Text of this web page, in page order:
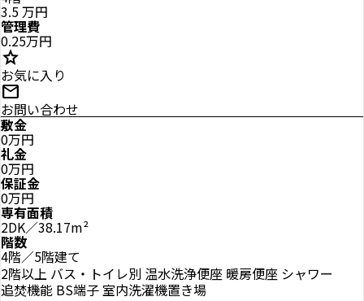
3.5万円
管理費
0.25万円
star
お気に入り
mail
お問い合わせ
敷金
0万円
礼金
0万円
保証金
0万円
専有面積
2DK／38.17m²
階数
4階／5階建て
2階以上 バス・トイレ別 温水洗浄便座 暖房便座 シャワー
追焚機能 BS端子室内洗濯機置き場